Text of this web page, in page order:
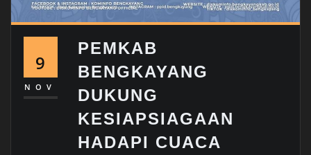
9
NOV
PEMKAB
BENGKAYANG
DUKUNG
KESIAPSIAGAAN
HADAPI CUACA